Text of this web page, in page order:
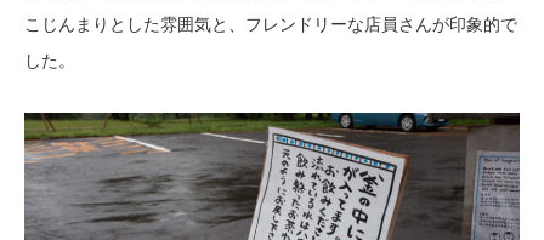
こじんまりとした雰囲気と、フレンドリーな店員さんが印象的で
した。